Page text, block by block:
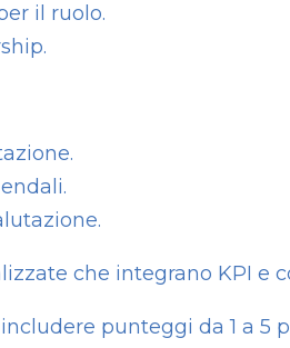
il ruolo.
che integrano KPI e
punteggi da 1 a 5